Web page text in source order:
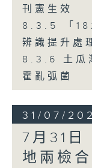
刊憲生效
8.3.5 「
辨識提升處
8.3.6 土瓜
霍亂弧菌
31/07/
7月31日
地兩檢